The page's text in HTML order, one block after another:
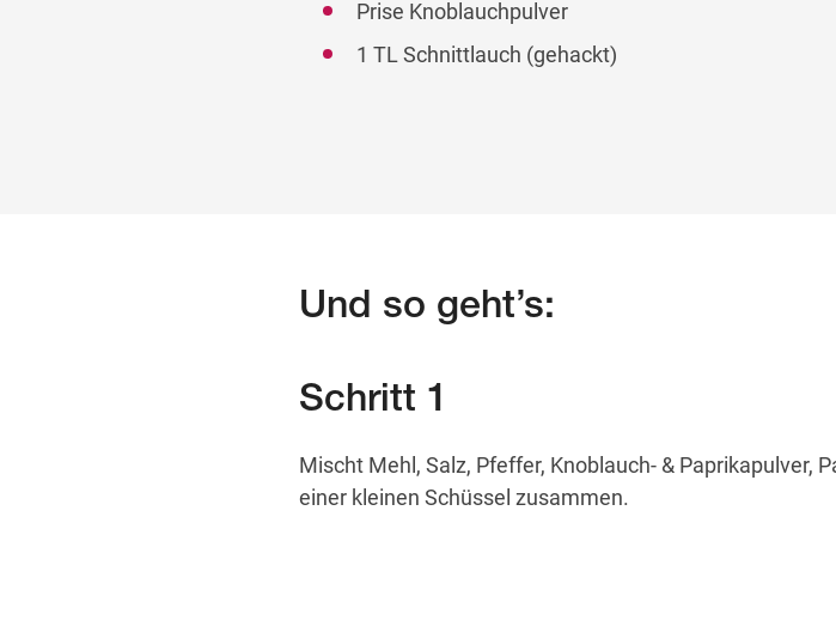
Prise Knoblauchpulver
1 TL Schnittlauch (gehackt)
Und so geht’s:
Schritt 1
Mischt Mehl, Salz, Pfeffer, Knoblauch- & Paprikapulver,
einer kleinen Schüssel zusammen.